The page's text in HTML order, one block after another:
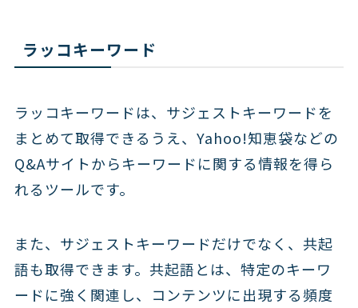
ラッコキーワード
ラッコキーワードは、サジェストキーワードを
まとめて取得できるうえ、Yahoo!知恵袋などの
Q&Aサイトからキーワードに関する情報を得ら
れるツールです。
また、サジェストキーワードだけでなく、共起
語も取得できます。共起語とは、特定のキーワ
ードに強く関連し、コンテンツに出現する頻度